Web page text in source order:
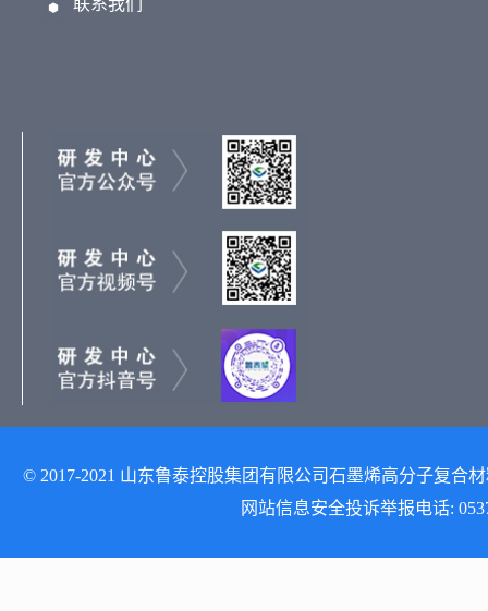
© 2017-2021 山东鲁泰控股集团有限公司石墨烯高分子复合
网站信息安全投诉举报电话: